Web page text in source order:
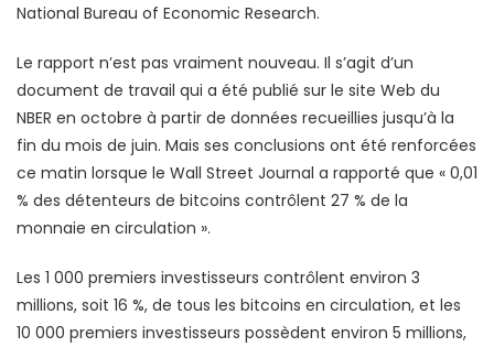
National Bureau of Economic Research.
Le rapport n’est pas vraiment nouveau. Il s’agit d’un
document de travail qui a été publié sur le site Web du
NBER en octobre à partir de données recueillies jusqu’à la
fin du mois de juin. Mais ses conclusions ont été renforcées
ce matin lorsque le Wall Street Journal a rapporté que « 0,01
% des détenteurs de bitcoins contrôlent 27 % de la
monnaie en circulation ».
Les 1 000 premiers investisseurs contrôlent environ 3
millions, soit 16 %, de tous les bitcoins en circulation, et les
10 000 premiers investisseurs possèdent environ 5 millions,